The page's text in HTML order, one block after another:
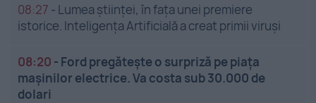
08:27 - Lumea științei, în fața unei premiere
istorice. Inteligența Artificială a creat primii viruși
08:20 - Ford pregătește o surpriză pe piața
mașinilor electrice. Va costa sub 30.000 de
dolari